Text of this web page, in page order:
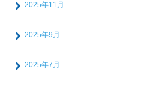
2025年11月
2025年9月
2025年7月